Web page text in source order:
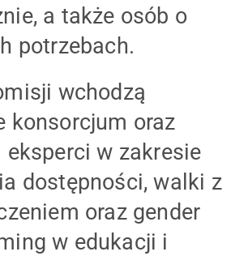
a także osób o
potrzebach.
wchodzą
konsorcjum oraz
eksperci w zakresie
dostępności, walki z
oraz gender
w edukacji i